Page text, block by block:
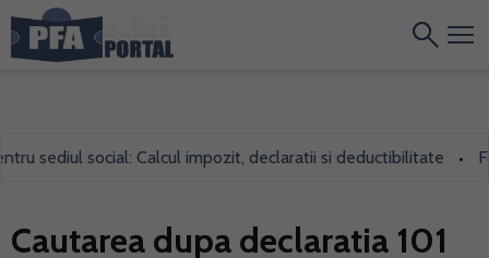
sediul social: Calcul impozit, declaratii si deductibilitate
Cautarea dupa declaratia 101